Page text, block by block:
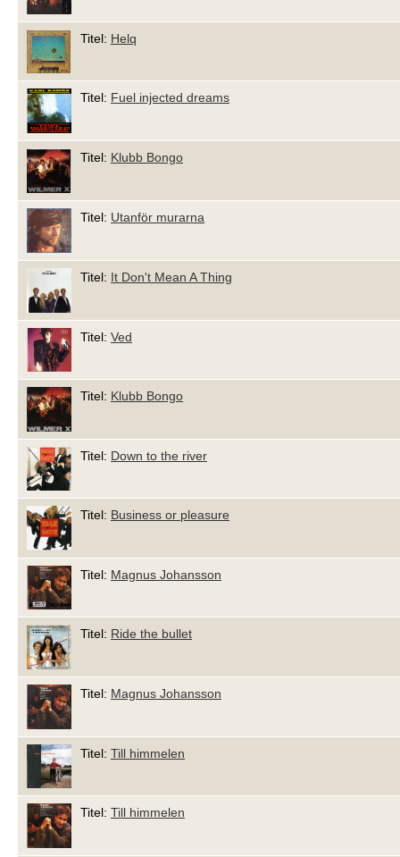
Titel: Helq
Titel: Fuel injected dreams
Titel: Klubb Bongo
Titel: Utanför murarna
Titel: It Don't Mean A Thing
Titel: Ved
Titel: Klubb Bongo
Titel: Down to the river
Titel: Business or pleasure
Titel: Magnus Johansson
Titel: Ride the bullet
Titel: Magnus Johansson
Titel: Till himmelen
Titel: Till himmelen